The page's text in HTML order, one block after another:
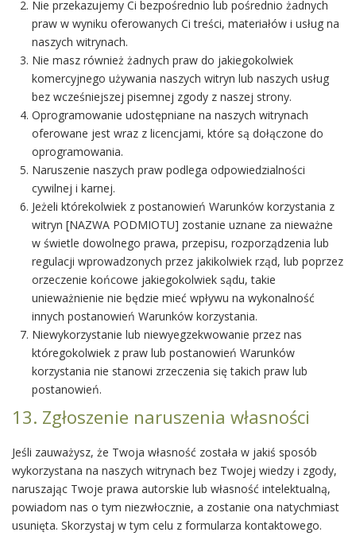
Nie przekazujemy Ci bezpośrednio lub pośrednio żadnych
praw w wyniku oferowanych Ci treści, materiałów i usług na
naszych witrynach.
Nie masz również żadnych praw do jakiegokolwiek
komercyjnego używania naszych witryn lub naszych usług
bez wcześniejszej pisemnej zgody z naszej strony.
Oprogramowanie udostępniane na naszych witrynach
oferowane jest wraz z licencjami, które są dołączone do
oprogramowania.
Naruszenie naszych praw podlega odpowiedzialności
cywilnej i karnej.
Jeżeli którekolwiek z postanowień Warunków korzystania z
witryn [NAZWA PODMIOTU] zostanie uznane za nieważne
w świetle dowolnego prawa, przepisu, rozporządzenia lub
regulacji wprowadzonych przez jakikolwiek rząd, lub poprzez
orzeczenie końcowe jakiegokolwiek sądu, takie
unieważnienie nie będzie mieć wpływu na wykonalność
innych postanowień Warunków korzystania.
Niewykorzystanie lub niewyegzekwowanie przez nas
któregokolwiek z praw lub postanowień Warunków
korzystania nie stanowi zrzeczenia się takich praw lub
postanowień.
13. Zgłoszenie naruszenia własności
Jeśli zauważysz, że Twoja własność została w jakiś sposób
wykorzystana na naszych witrynach bez Twojej wiedzy i zgody,
naruszając Twoje prawa autorskie lub własność intelektualną,
powiadom nas o tym niezwłocznie, a zostanie ona natychmiast
usunięta. Skorzystaj w tym celu z formularza kontaktowego.